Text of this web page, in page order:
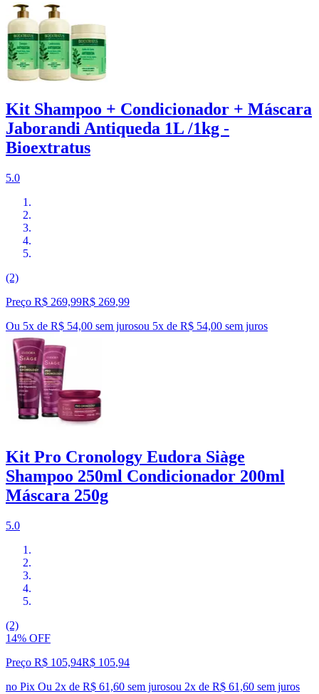
Kit Shampoo + Condicionador + Máscara
Jaborandi Antiqueda 1L /1kg -
Bioextratus
5.0
(2)
Preço R$ 269,99R$ 269,99
Ou 5x de R$ 54,00 sem jurosou 5x de R$ 54,00 sem juros
Kit Pro Cronology Eudora Siàge
Shampoo 250ml Condicionador 200ml
Máscara 250g
5.0
(2)
14% OFF
Preço R$ 105,94R$ 105,94
no Pix Ou 2x de R$ 61,60 sem jurosou 2x de R$ 61,60 sem juros